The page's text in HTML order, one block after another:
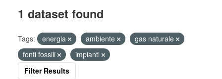
1 dataset found
Tags: energia ambiente
gas naturale
fonti fossili
impianti
Filter Results